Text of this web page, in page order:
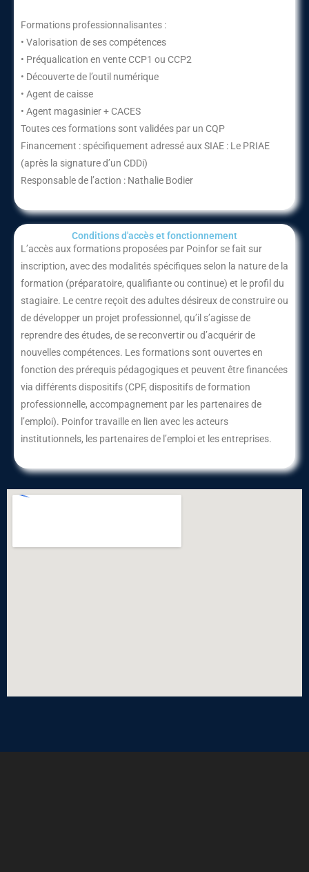
Formations professionnalisantes :
• Valorisation de ses compétences
• Préqualication en vente CCP1 ou CCP2
• Découverte de l’outil numérique
• Agent de caisse
• Agent magasinier + CACES
Toutes ces formations sont validées par un CQP
Financement : spécifiquement adressé aux SIAE : Le PRIAE
(après la signature d’un CDDi)
Responsable de l’action : Nathalie Bodier
Conditions d'accès et fonctionnement​
L’accès aux formations proposées par Poinfor se fait sur
inscription, avec des modalités spécifiques selon la nature de la
formation (préparatoire, qualifiante ou continue) et le profil du
stagiaire. Le centre reçoit des adultes désireux de construire ou
de développer un projet professionnel, qu’il s’agisse de
reprendre des études, de se reconvertir ou d’acquérir de
nouvelles compétences. Les formations sont ouvertes en
fonction des prérequis pédagogiques et peuvent être financées
via différents dispositifs (CPF, dispositifs de formation
professionnelle, accompagnement par les partenaires de
l’emploi). Poinfor travaille en lien avec les acteurs
institutionnels, les partenaires de l’emploi et les entreprises.